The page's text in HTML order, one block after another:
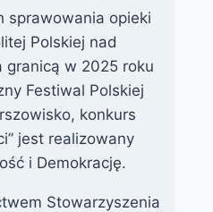
sprawowania opieki
Polskiej nad
granicą w 2025 roku
Festiwal Polskiej
konkurs
jest realizowany
i Demokrację.
Stowarzyszenia